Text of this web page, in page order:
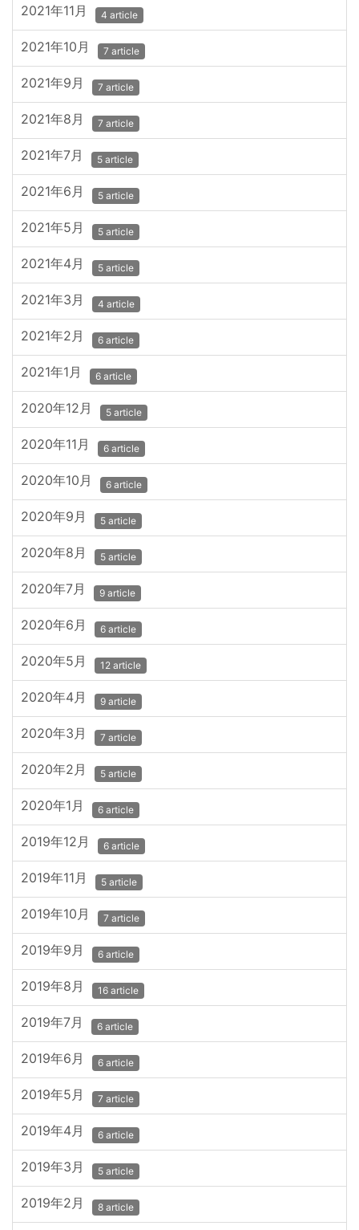
2021年11月 4 article
2021年10月 7 article
2021年9月 7 article
2021年8月 7 article
2021年7月 5 article
2021年6月 5 article
2021年5月 5 article
2021年4月 5 article
2021年3月 4 article
2021年2月 6 article
2021年1月 6 article
2020年12月 5 article
2020年11月 6 article
2020年10月 6 article
2020年9月 5 article
2020年8月 5 article
2020年7月 9 article
2020年6月 6 article
2020年5月 12 article
2020年4月 9 article
2020年3月 7 article
2020年2月 5 article
2020年1月 6 article
2019年12月 6 article
2019年11月 5 article
2019年10月 7 article
2019年9月 6 article
2019年8月 16 article
2019年7月 6 article
2019年6月 6 article
2019年5月 7 article
2019年4月 6 article
2019年3月 5 article
2019年2月 8 article